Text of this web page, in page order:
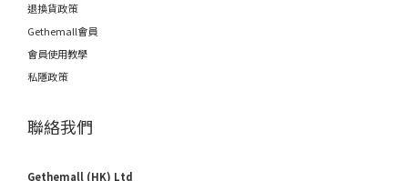
退換貨政策
Gethemall會員
會員使用教學
私隱政策
聯絡我們
Gethemall (HK) Ltd